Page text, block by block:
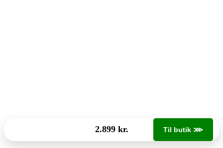
2.899 kr. Til butik ⋙